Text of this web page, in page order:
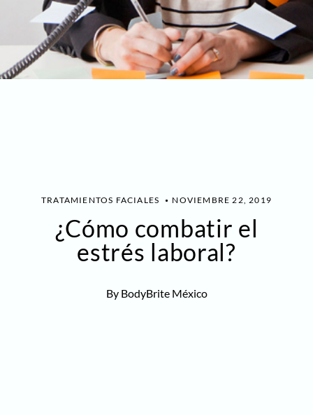
TRATAMIENTOS FACIALES NOVIEMBRE 22, 2019
¿Cómo combatir el
estrés laboral?
By BodyBrite México